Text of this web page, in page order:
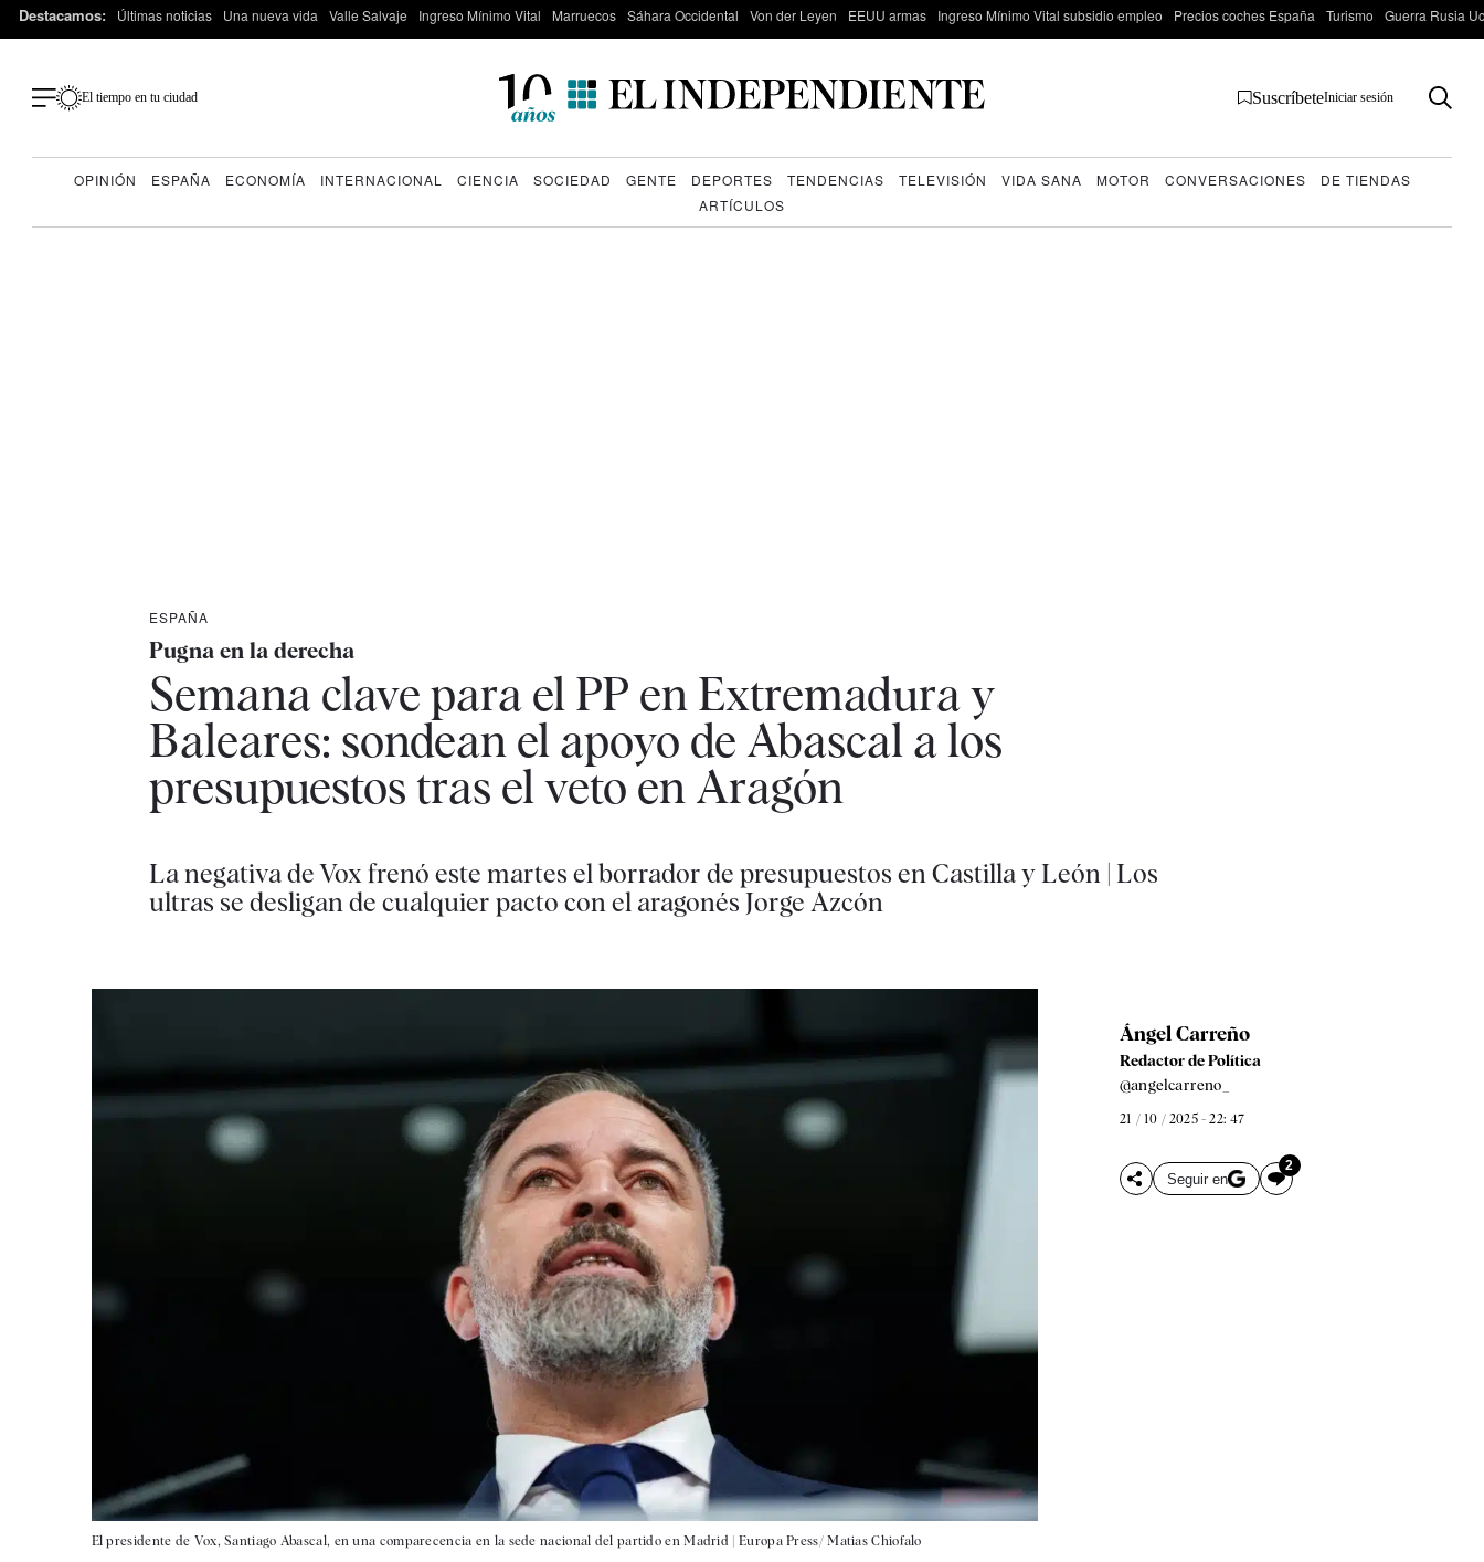
Destacamos: Últimas noticias Una nueva vida Valle Salvaje Ingreso Mínimo Vital Marruecos Sáhara Occidental Von der Leyen EEUU armas Ingreso Mínimo Vital subsidio empleo Precios coches España Turismo Guerra Rusia
El tiempo en tu ciudad SuscríbeteIniciar sesión
OPINIÓN ESPAÑA ECONOMÍA INTERNACIONAL CIENCIA SOCIEDAD GENTE DEPORTES TENDENCIAS TELEVISIÓN VIDA SANA MOTOR CONVERSACIONES
DE TIENDAS
ARTÍCULOS
ESPAÑA
Pugna en la derecha
Semana clave para el PP en Extremadura y
Baleares: sondean el apoyo de Abascal a los
presupuestos tras el veto en Aragón
La negativa de Vox frenó este martes el borrador de presupuestos en Castilla y León | Los
ultras se desligan de cualquier pacto con el aragonés Jorge Azcón
El presidente de Vox, Santiago Abascal, en una comparecencia en la sede nacional del partido en Madrid | Europa Press/ Matias Chiofalo
Ángel Carreño
Redactor de Política
@angelcarreno_
21 / 10 / 2025 - 22: 47
Seguir en
2